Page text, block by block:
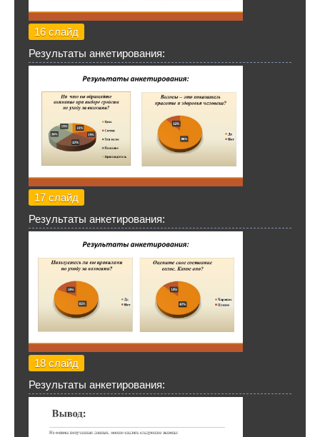
16 слайд
Результаты анкетирования:
17 слайд
Результаты анкетирования:
18 слайд
Результаты анкетирования: